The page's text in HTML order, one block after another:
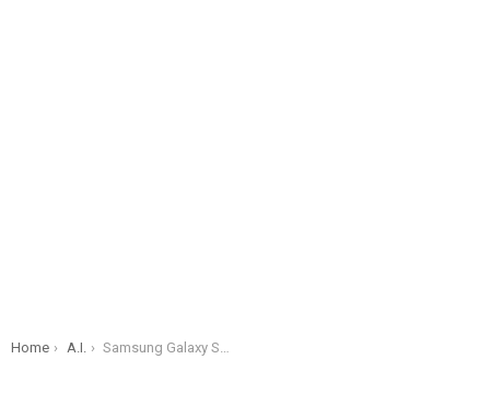
You are here:
Home A.I. Samsung Galaxy S24 Ultra vs iPhone 15 Pro Max, qual è il migliore?